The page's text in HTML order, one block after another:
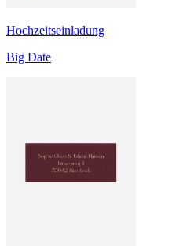
Hochzeitseinladung
Big Date